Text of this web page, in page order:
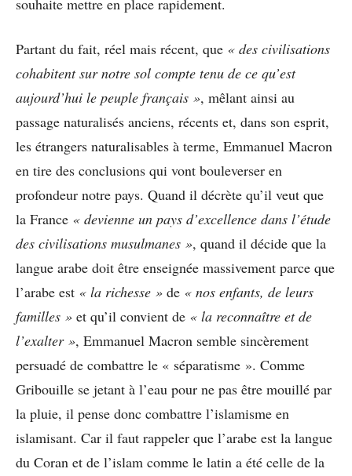
souhaite mettre en place rapidement.
Partant du fait, réel mais récent, que « des civilisations
cohabitent sur notre sol compte tenu de ce qu’est
aujourd’hui le peuple français », mêlant ainsi au
passage naturalisés anciens, récents et, dans son esprit,
les étrangers naturalisables à terme, Emmanuel Macron
en tire des conclusions qui vont bouleverser en
profondeur notre pays. Quand il décrète qu’il veut que
la France « devienne un pays d’excellence dans l’étude
des civilisations musulmanes », quand il décide que la
langue arabe doit être enseignée massivement parce que
l’arabe est « la richesse » de « nos enfants, de leurs
familles » et qu’il convient de « la reconnaître et de
l’exalter », Emmanuel Macron semble sincèrement
persuadé de combattre le « séparatisme ». Comme
Gribouille se jetant à l’eau pour ne pas être mouillé par
la pluie, il pense donc combattre l’islamisme en
islamisant. Car il faut rappeler que l’arabe est la langue
du Coran et de l’islam comme le latin a été celle de la